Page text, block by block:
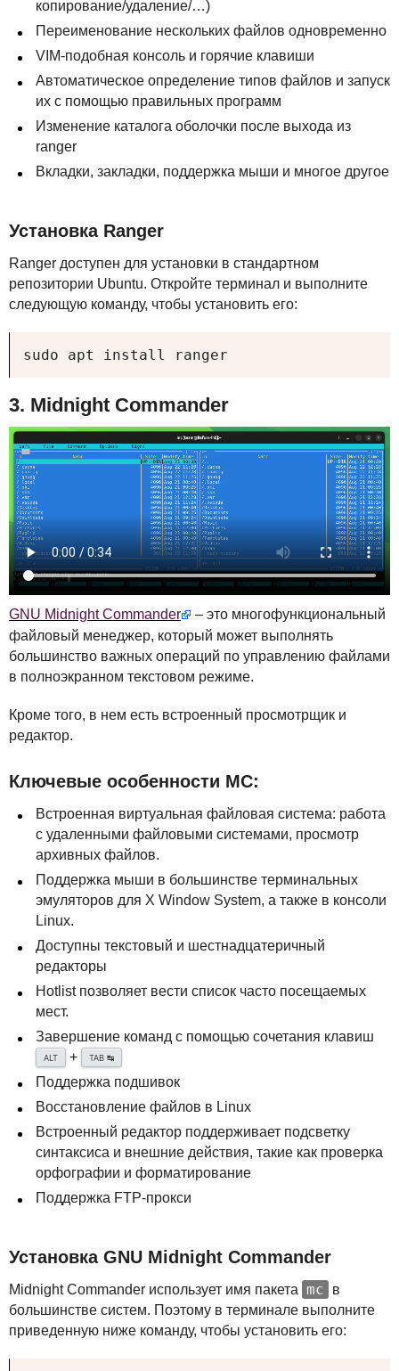
копирование/удаление/…)
Переименование нескольких файлов одновременно
VIM-подобная консоль и горячие клавиши
Автоматическое определение типов файлов и запуск
их с помощью правильных программ
Изменение каталога оболочки после выхода из
ranger
Вкладки, закладки, поддержка мыши и многое другое
Установка Ranger
Ranger доступен для установки в стандартном
репозитории Ubuntu. Откройте терминал и выполните
следующую команду, чтобы установить его:
sudo apt install ranger
3. Midnight Commander
GNU Midnight Commander
– это многофункциональный
файловый менеджер, который может выполнять
большинство важных операций по управлению файлами
в полноэкранном текстовом режиме.
Кроме того, в нем есть встроенный просмотрщик и
редактор.
Ключевые особенности MC:
Встроенная виртуальная файловая система: работа
с удаленными файловыми системами, просмотр
архивных файлов.
Поддержка мыши в большинстве терминальных
эмуляторов для X Window System, а также в консоли
Linux.
Доступны текстовый и шестнадцатеричный
редакторы
Hotlist позволяет вести список часто посещаемых
мест.
Завершение команд с помощью сочетания клавиш
ALT + TAB ↹
Поддержка подшивок
Восстановление файлов в Linux
Встроенный редактор поддерживает подсветку
синтаксиса и внешние действия, такие как проверка
орфографии и форматирование
Поддержка FTP-прокси
Установка GNU Midnight Commander
Midnight Commander использует имя пакета mc
в
большинстве систем. Поэтому в терминале выполните
приведенную ниже команду, чтобы установить его: